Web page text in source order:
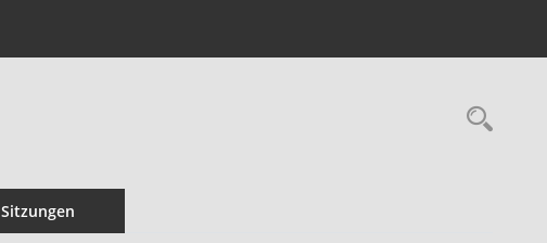
Sitzungen